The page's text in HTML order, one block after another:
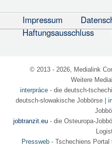
Impressum
Haftungsausschluss
© 2013 - 2026, Medialink
Weitere
interpráce- die deutsch-
deutsch-slowakische Jobbörse |
jobtranzit.eu- die Osteuropa-
Pressweb- Tschechiens Portal